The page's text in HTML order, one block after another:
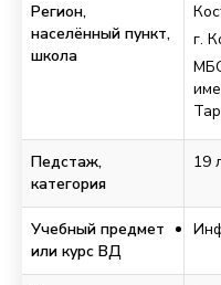
Регион,
населённый пункт,
школа
г.
Педстаж,
категория
19
Учебный предмет
или курс ВД